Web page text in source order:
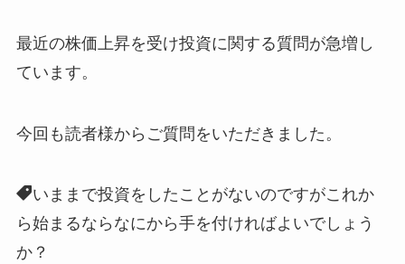
最近の株価上昇を受け投資に関する質問が急増し
ています。
今回も読者様からご質問をいただきました。
いままで投資をしたことがないのですがこれか
ら始まるならなにから手を付ければよいでしょう
か？